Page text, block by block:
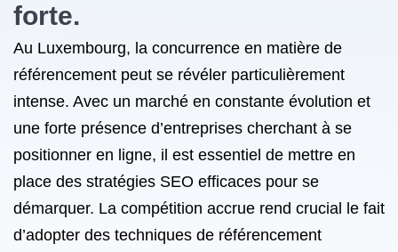
forte.
Au Luxembourg, la concurrence en matière de
référencement peut se révéler particulièrement
intense. Avec un marché en constante évolution et
une forte présence d’entreprises cherchant à se
positionner en ligne, il est essentiel de mettre en
place des stratégies SEO efficaces pour se
démarquer. La compétition accrue rend crucial le fait
d’adopter des techniques de référencement